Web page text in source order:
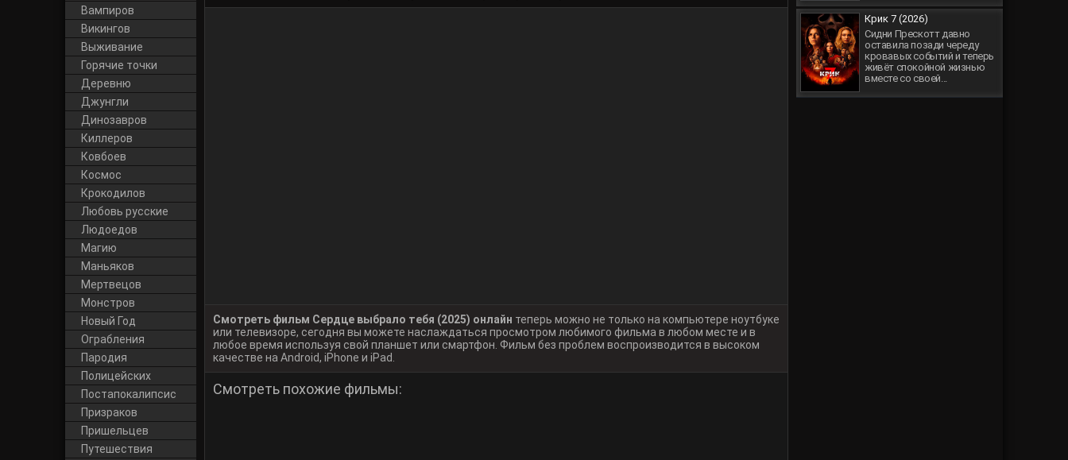
Крик 7 (2026)
Сидни Прескотт давно
оставила позади череду
кровавых событий и теперь
живёт спокойной жизнью
вместе со своей...
Смотреть фильм Сердце выбрало тебя (2025) онлайн теперь можно не только на компьютере ноутбуке
или телевизоре, сегодня вы можете наслаждаться просмотром любимого фильма в любом месте и в
любое время используя свой планшет или смартфон. Фильм без проблем воспроизводится в высоком
качестве на Android, iPhone и iPad.
Смотреть похожие фильмы:
Вампиров
Викингов
Выживание
Горячие точки
Деревню
Джунгли
Динозавров
Киллеров
Ковбоев
Космос
Крокодилов
Любовь русские
Людоедов
Магию
Маньяков
Мертвецов
Монстров
Новый Год
Ограбления
Пародия
Полицейских
Постапокалипсис
Призраков
Пришельцев
Путешествия